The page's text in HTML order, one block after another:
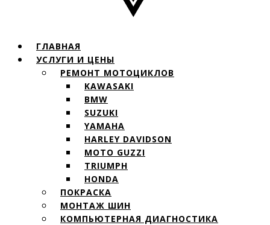
ГЛАВНАЯ
УСЛУГИ И ЦЕНЫ
РЕМОНТ МОТОЦИКЛОВ
KAWASAKI
BMW
SUZUKI
YAMAHA
HARLEY DAVIDSON
MOTO GUZZI
TRIUMPH
HONDA
ПОКРАСКА
МОНТАЖ ШИН
КОМПЬЮТЕРНАЯ ДИАГНОСТИКА